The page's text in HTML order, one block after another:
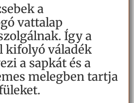
a
vattalap
Így a
kifolyó váladék
a sapkát és a
melegben tartja